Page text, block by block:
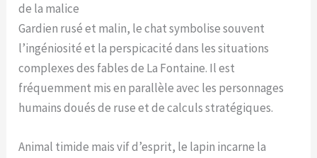
de la malice
Gardien rusé et malin, le chat symbolise souvent
l’ingéniosité et la perspicacité dans les situations
complexes des fables de La Fontaine. Il est
fréquemment mis en parallèle avec les personnages
humains doués de ruse et de calculs stratégiques.
Animal timide mais vif d’esprit, le lapin incarne la